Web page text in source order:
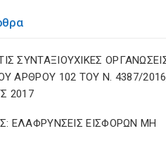
ΣΥΝΤΑΞΙΟΥΧΙΚΕΣ
ΑΡΘΡΟΥ 102 ΤΟΥ Ν. 4387/
2017
ΕΛΑΦΡΥΝΣΕΙΣ ΕΙΣΦΟΡΩΝ ΜΗ